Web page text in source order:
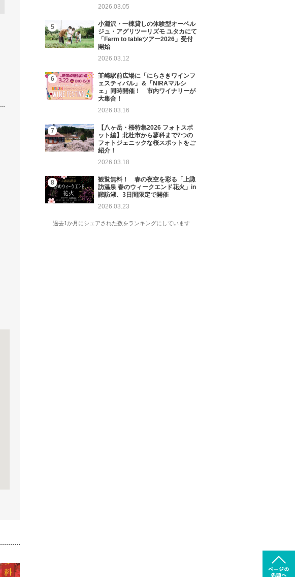
2026.03.05
小淵沢・一棟貸しの体験型オーベル
ジュ・アグリツーリズモ ユタカにて
「Farm to tableツアー2026」受付
開始
2026.03.12
韮崎駅前広場に「にらさきワインフ
ェスティバル」＆「NIRAマルシ
ェ」同時開催！ 市内ワイナリーが
大集合！
2026.03.16
【八ヶ岳・桜特集2026 フォトスポ
ット編】北杜市から蓼科まで7つの
フォトジェニックな桜スポットをご
紹介！
2026.03.18
観覧無料！ 春の夜空を彩る「上諏
訪温泉 春のウィークエンド花火」in
諏訪湖、3日間限定で開催
2026.03.23
過去1か月にシェアされた数をランキングにしています